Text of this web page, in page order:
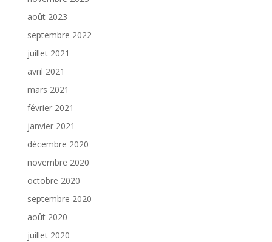
août 2023
septembre 2022
juillet 2021
avril 2021
mars 2021
février 2021
janvier 2021
décembre 2020
novembre 2020
octobre 2020
septembre 2020
août 2020
juillet 2020